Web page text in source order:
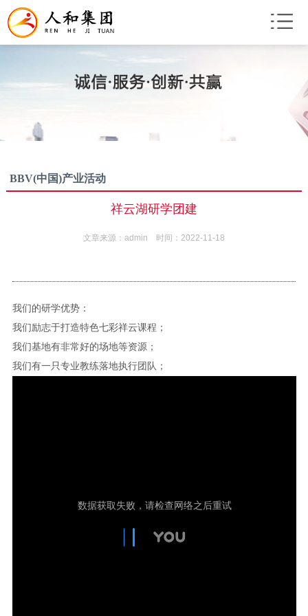
BBV(中国)产业活动
祥云湖研学团建
文章来源：admin 时间：2022-11-18
我们的研学优势：
我们励志于打造特色七彩祥云课程；
我们基地有非常好的场地等资源；
我们有一只专业教练落地执行团队；